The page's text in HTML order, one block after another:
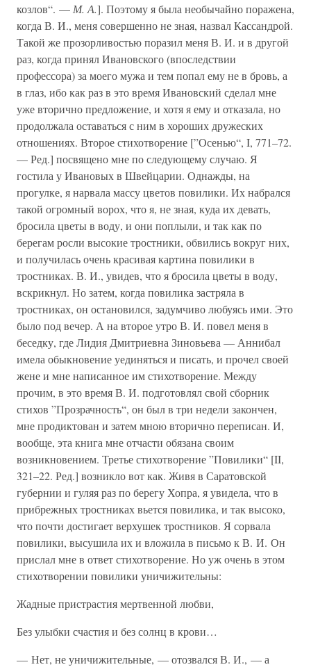
козлов“. — М. А.]. Поэтому я была необычайно поражена,
когда В. И., меня совершенно не зная, назвал Кассандрой.
Такой же прозорливостью поразил меня В. И. и в другой
раз, когда принял Ивановского (впоследствии
профессора) за моего мужа и тем попал ему не в бровь, а
в глаз, ибо как раз в это время Ивановский сделал мне
уже вторично предложение, и хотя я ему и отказала, но
продолжала оставаться с ним в хороших дружеских
отношениях. Второе стихотворение [”Осенью“, I, 771–72.
— Ред.] посвящено мне по следующему случаю. Я
гостила у Ивановых в Швейцарии. Однажды, на
прогулке, я нарвала массу цветов повилики. Их набрался
такой огромный ворох, что я, не зная, куда их девать,
бросила цветы в воду, и они поплыли, и так как по
берегам росли высокие тростники, обвились вокруг них,
и получилась очень красивая картина повилики в
тростниках. В. И., увидев, что я бросила цветы в воду,
вскрикнул. Но затем, когда повилика застряла в
тростниках, он остановился, задумчиво любуясь ими. Это
было под вечер. А на второе утро В. И. повел меня в
беседку, где Лидия Дмитриевна Зиновьева — Аннибал
имела обыкновение уединяться и писать, и прочел своей
жене и мне написанное им стихотворение. Между
прочим, в это время В. И. подготовлял свой сборник
стихов ”Прозрачность“, он был в три недели закончен,
мне продиктован и затем мною вторично переписан. И,
вообще, эта книга мне отчасти обязана своим
возникновением. Третье стихотворение ”Повилики“ [II,
321–22. Ред.] возникло вот как. Живя в Саратовской
губернии и гуляя раз по берегу Хопра, я увидела, что в
прибрежных тростниках вьется повилика, и так высоко,
что почти достигает верхушек тростников. Я сорвала
повилики, высушила их и вложила в письмо к В. И. Он
прислал мне в ответ стихотворение. Но уж очень в этом
стихотворении повилики уничижительны:
Жадные пристрастия мертвенной любви,
Без улыбки счастия и без солнц в крови…
— Нет, не уничижительные, — отозвался В. И., — а